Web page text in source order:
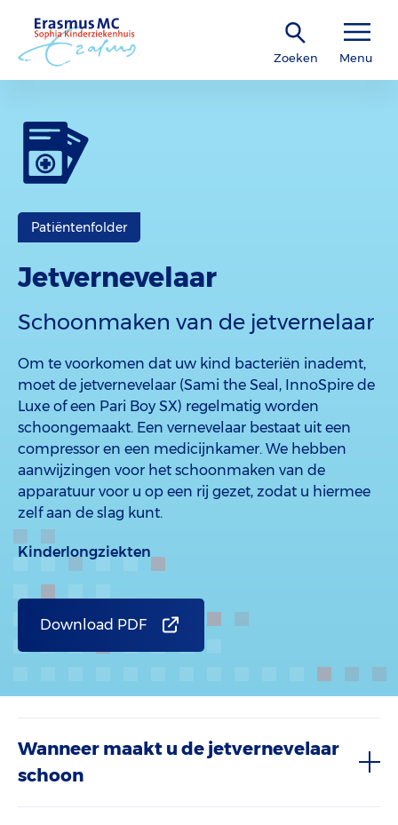
Zoeken Menu
Patiëntenfolder
Jetvernevelaar
Schoonmaken van de jetvernelaar
Om te voorkomen dat uw kind bacteriën inademt,
moet de jetvernevelaar (Sami the Seal, InnoSpire de
Luxe of een Pari Boy SX) regelmatig worden
schoongemaakt. Een vernevelaar bestaat uit een
compressor en een medicijnkamer. We hebben
aanwijzingen voor het schoonmaken van de
apparatuur voor u op een rij gezet, zodat u hiermee
zelf aan de slag kunt.
Kinderlongziekten
Download PDF
Wanneer maakt u de jetvernevelaar
schoon